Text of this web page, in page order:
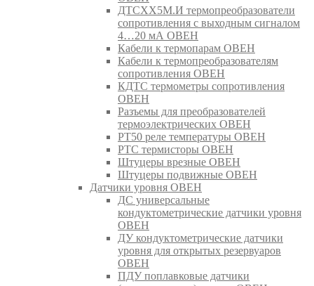
ДТСХХ5М.И термопреобразователи
сопротивления с выходным сигналом
4…20 мА ОВЕН
Кабели к термопарам ОВЕН
Кабели к термопреобразователям
сопротивления ОВЕН
КДТС термометры сопротивления
ОВЕН
Разъемы для преобразователей
термоэлектрических ОВЕН
РТ50 реле температуры ОВЕН
РТС термисторы ОВЕН
Штуцеры врезные ОВЕН
Штуцеры подвижные ОВЕН
Датчики уровня ОВЕН
ДС универсальные
кондуктометрические датчики уровня
ОВЕН
ДУ кондуктометрические датчики
уровня для открытых резервуаров
ОВЕН
ПДУ поплавковые датчики